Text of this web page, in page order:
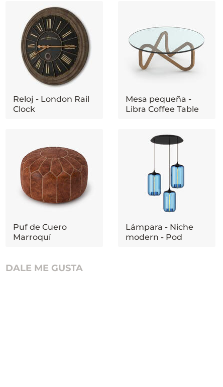
Reloj - London Rail
Clock
Mesa pequeña -
Libra Coffee Table
Puf de Cuero
Marroquí
Lámpara - Niche
modern - Pod
DALE ME GUSTA